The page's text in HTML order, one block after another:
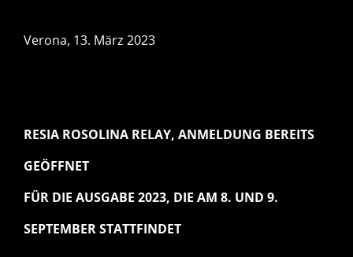
Verona, 13. März 2023
RESIA ROSOLINA RELAY, ANMELDUNG BEREITS
GEÖFFNET
FÜR DIE AUSGABE 2023, DIE AM 8. UND 9.
SEPTEMBER STATTFINDET